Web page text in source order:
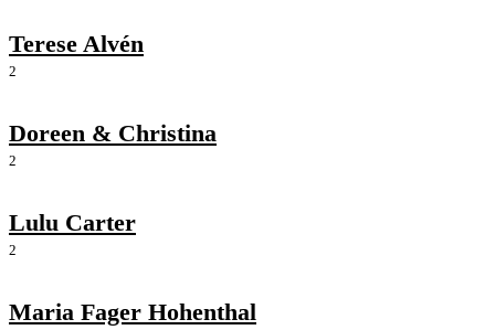
Terese Alvén
2
Doreen & Christina
2
Lulu Carter
2
Maria Fager Hohenthal